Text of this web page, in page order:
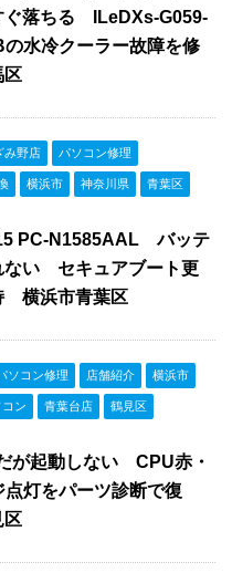
ぐ落ちる ILeDXs-G059-
水冷クーラー故障を修
み野店 パソコン修理
横浜市 神奈川県 青葉区
PC-N1585AAL バッテ
ない セキュアブート更
横浜市青葉区
ソコン修理 店舗紹介 横浜市
ン 青葉台店 鶴見区
が起動しない CPU赤・
点灯をパーツ診断で復
区